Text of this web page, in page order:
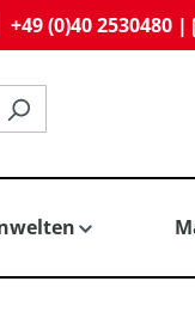
+49 (0)40 2530480|